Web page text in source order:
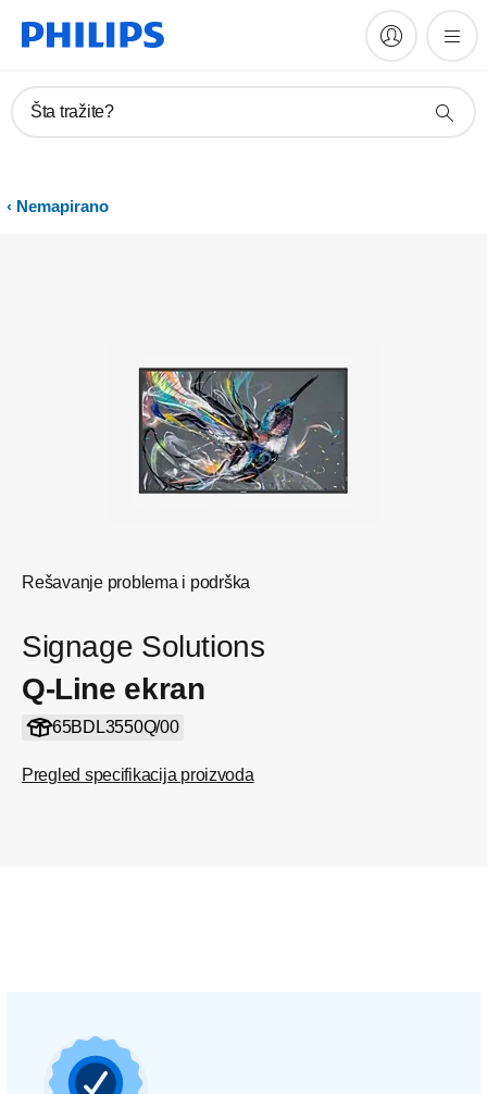
Šta tražite?
Nemapirano
Rešavanje problema i podrška
Signage Solutions
Q-Line ekran
65BDL3550Q/00
Pregled specifikacija proizvoda
Registrujte proizvod